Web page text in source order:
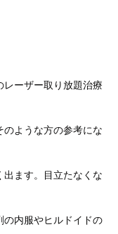
ーザー取り放題治療
のような方の参考にな
ます。目立たなくな
の内服やヒルドイドの